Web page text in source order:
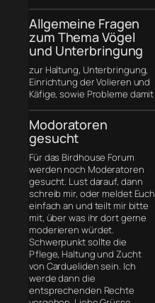
Allgemeine Fragen
zum Thema Vögel
und Unterbringung
zur Haltung, Unterbringung,
Einrichtung der Volieren und
Käfige, sowie Probleme damit
Modoratoren
gesucht
Für das Birdhouse Forum
werden noch Moderatoren
gesucht. Lust darauf, dann
schreib mir, oder meldet Euch
einfach an und teilt mir bitte
mit, über was ihr dort gerne
moderieren würdet.
Schwerpunkt sollte die
Pflege, Haltung und Zucht
von Cardueliden sein. Ich
werde dann die
entsprechenden Rechte